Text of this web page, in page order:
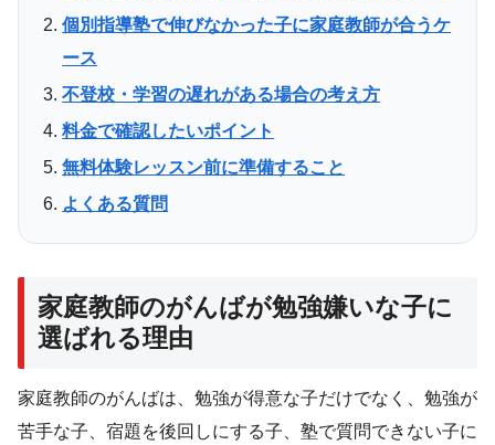
個別指導塾で伸びなかった子に家庭教師が合うケ
ース
不登校・学習の遅れがある場合の考え方
料金で確認したいポイント
無料体験レッスン前に準備すること
よくある質問
家庭教師のがんばが勉強嫌いな子に
選ばれる理由
家庭教師のがんばは、勉強が得意な子だけでなく、勉強が
苦手な子、宿題を後回しにする子、塾で質問できない子に